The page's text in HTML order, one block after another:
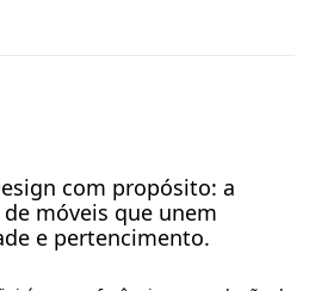
com propósito: a
móveis que unem
e pertencimento.